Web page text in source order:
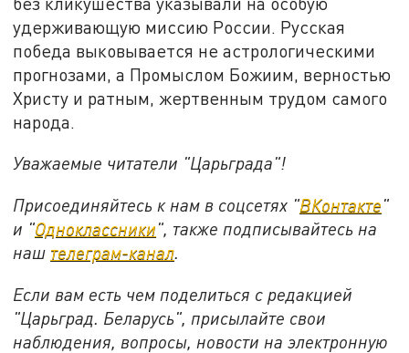
удерживающую миссию России. Русская
победа выковывается не астрологическими
прогнозами, а Промыслом Божиим, верностью
Христу и ратным, жертвенным трудом самого
народа.
Уважаемые читатели "Царьграда"!
Присоединяйтесь к нам в соцсетях "ВКонтакте"
и "Одноклассники", также подписывайтесь на
наш телеграм-канал.
Если вам есть чем поделиться с редакцией
"Царьград. Беларусь", присылайте свои
наблюдения, вопросы, новости на электронную